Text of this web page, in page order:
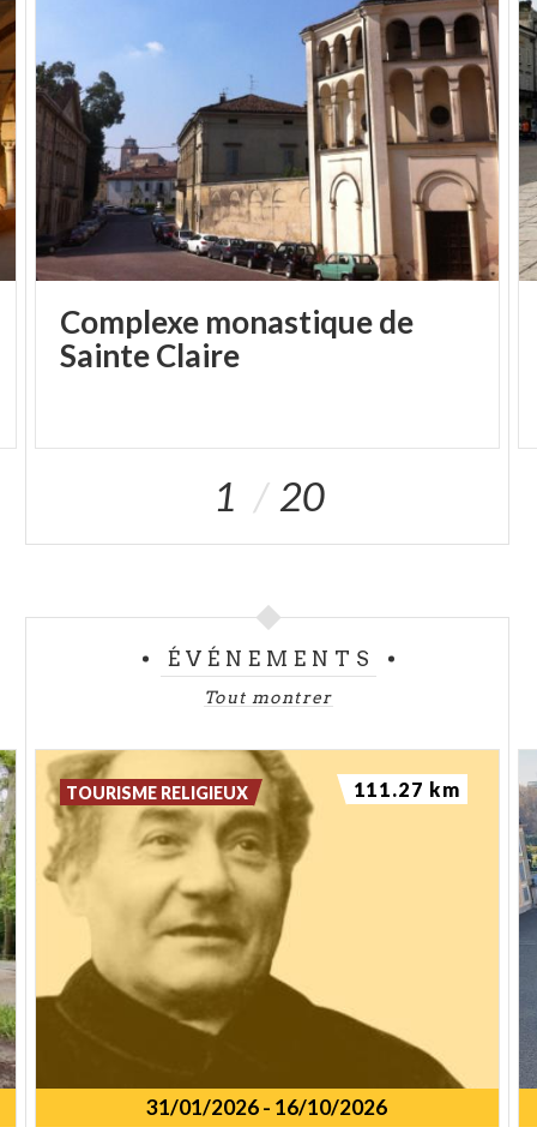
Complexe monastique de
Sainte Claire
1 20
ÉVÉNEMENTS
Tout montrer
31/01/2026- 16/10/2026
TOURISME RELIGIEUX 111.27 km